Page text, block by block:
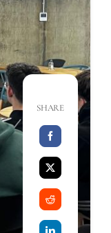
SHARE